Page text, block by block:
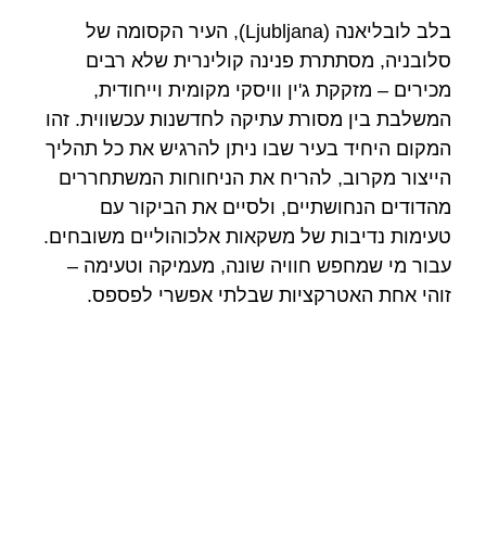
בלב לובליאנה (Ljubljana), העיר הקסומה של
סלובניה, מסתתרת פנינה קולינרית שלא רבים
מכירים – מזקקת ג'ין וויסקי מקומית וייחודית,
המשלבת בין מסורת עתיקה לחדשנות עכשווית. זהו
המקום היחיד בעיר שבו ניתן להרגיש את כל תהליך
הייצור מקרוב, להריח את הניחוחות המשתחררים
מהדודים הנחושתיים, ולסיים את הביקור עם
טעימות נדיבות של משקאות אלכוהוליים משובחים.
עבור מי שמחפש חוויה שונה, מעמיקה וטעימה –
זוהי אחת האטרקציות שבלתי אפשרי לפספס.